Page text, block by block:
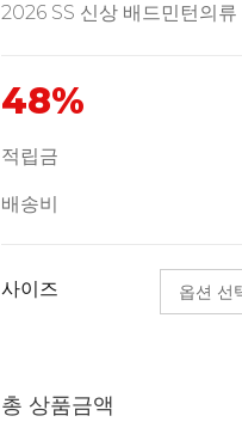
2026 SS 신상 배드민턴의류
48%
적립금
배송비
사이즈
총 상품금액